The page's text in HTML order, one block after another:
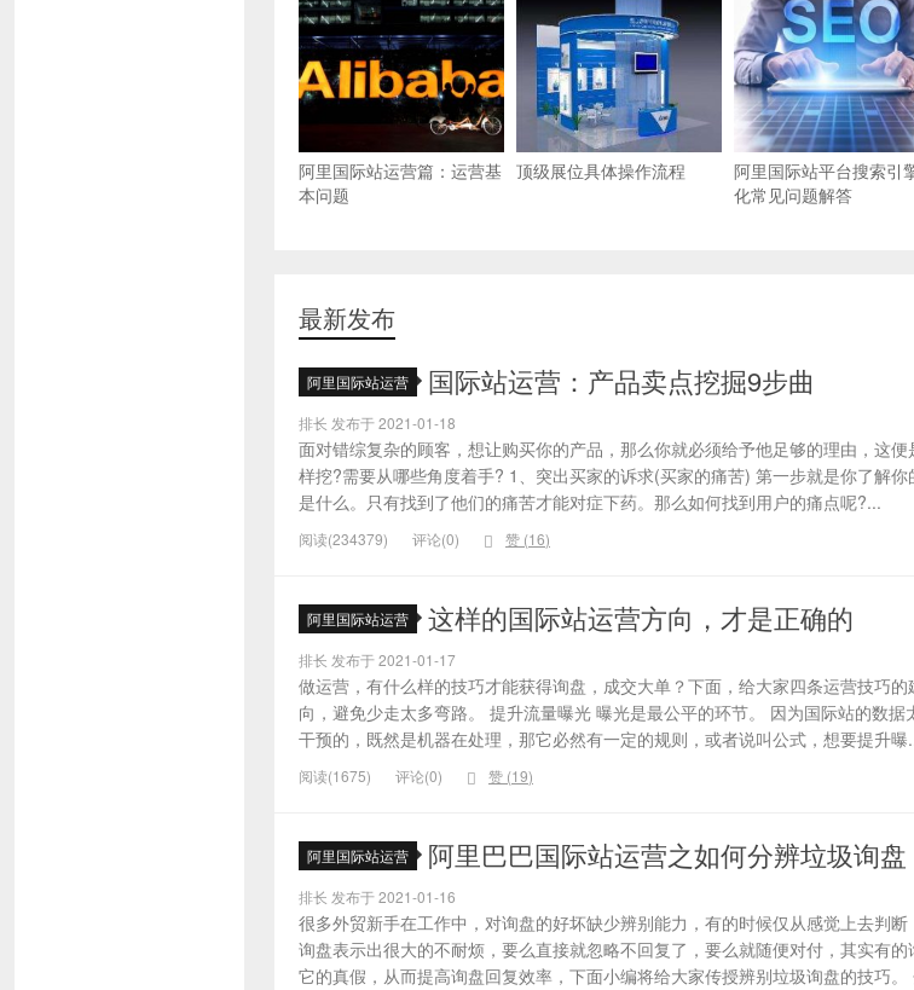
阿里国际站运营篇：运营基
本问题
顶级展位具体操作流程
阿里国际站平台搜索引
化常见问题解答
最新发布
阿里国际站运营 国际站运营：产品卖点挖掘9步曲
排长 发布于 2021-01-18
面对错综复杂的顾客，想让购买你的产品，那么你就必须给予他足够的理由，这
样挖?需要从哪些角度着手? 1、突出买家的诉求(买家的痛苦) 第一步就是你了解
是什么。只有找到了他们的痛苦才能对症下药。那么如何找到用户的痛点呢?...
阅读(234379) 评论(0) 赞 (16)
阿里国际站运营 这样的国际站运营方向，才是正确的
排长 发布于 2021-01-17
做运营，有什么样的技巧才能获得询盘，成交大单？下面，给大家四条运营技巧
向，避免少走太多弯路。 提升流量曝光 曝光是最公平的环节。 因为国际站的数
干预的，既然是机器在处理，那它必然有一定的规则，或者说叫公式，想要提升曝
阅读(1675) 评论(0) 赞 (19)
阿里国际站运营 阿里巴巴国际站运营之如何分辨垃圾询盘
排长 发布于 2021-01-16
很多外贸新手在工作中，对询盘的好坏缺少辨别能力，有的时候仅从感觉上去判
询盘表示出很大的不耐烦，要么直接就忽略不回复了，要么就随便对付，其实有
它的真假，从而提高询盘回复效率，下面小编将给大家传授辨别垃圾询盘的技巧。